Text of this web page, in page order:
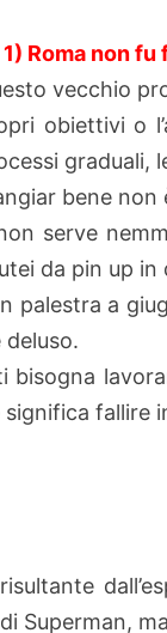
1) Roma non
vecchio
obiettivi o
graduali,
bene non
serve
da pin up in
palestra a
fallire
Superman,